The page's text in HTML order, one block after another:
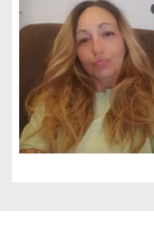
Gestione dei cookie
Utilizziamo i cookie per